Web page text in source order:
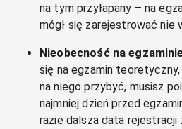
na tym przyłapany – na
mógł się zarejestrować nie
Nieobecność na
się na egzamin
na niego przybyć, musisz
najmniej dzień przed
razie dalsza data